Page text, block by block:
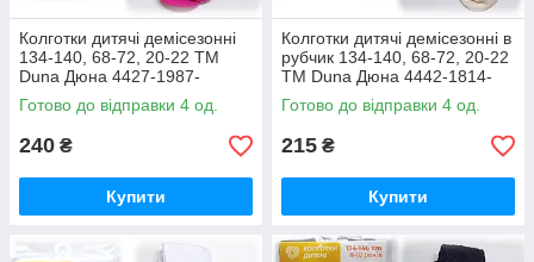
Колготки дитячі демісезонні
134-140, 68-72, 20-22 ТМ
Duna Дюна 4427-1987-
малиновий / весна-осінь
Готово до відправки 4 од.
240 ₴
Купити
Колготки дитячі демісезонні в
рубчик 134-140, 68-72, 20-22
ТМ Duna Дюна 4442-1814-
молочний / весна-осінь
Готово до відправки 4 од.
215 ₴
Купити